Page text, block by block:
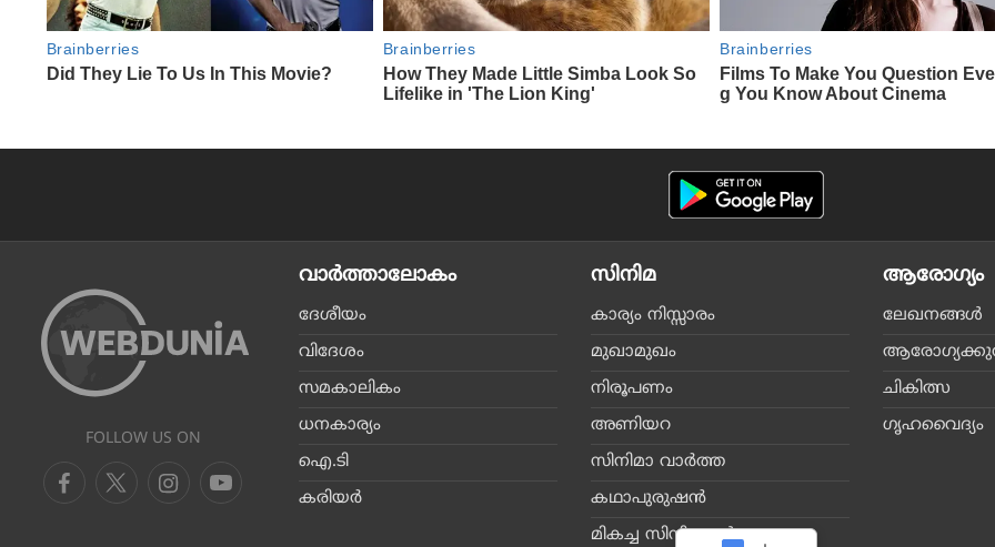
FOLLOW US ON
വാര്‍ത്താലോകം
ദേശീയം
വിദേശം
സമകാലികം
ധനകാര്യം
ഐ.ടി
കരിയര്‍
സിനിമ
കാര്യം നിസ്സാരം
മുഖാമുഖം
നിരൂപണം
അണിയറ
സിനിമാ വാര്‍ത്ത
കഥാപുരുഷന്‍
മികച്ച സിനിമകള്‍
ആരോഗ്യം
ലേഖനങ്ങള്‍
ചികിത്സ
ഗൃഹവൈദ്യം